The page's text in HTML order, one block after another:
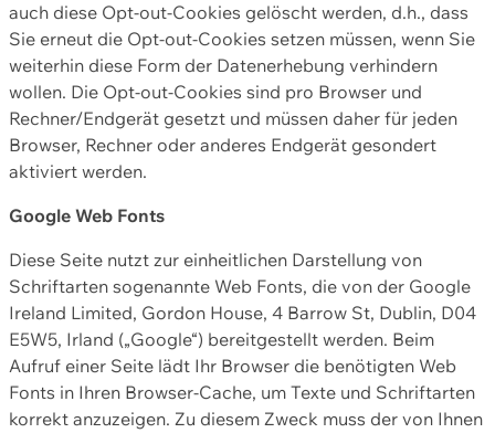
auch diese Opt-out-Cookies gelöscht werden, d.h., dass
Sie erneut die Opt-out-Cookies setzen müssen, wenn Sie
weiterhin diese Form der Datenerhebung verhindern
wollen. Die Opt-out-Cookies sind pro Browser und
Rechner/Endgerät gesetzt und müssen daher für jeden
Browser, Rechner oder anderes Endgerät gesondert
aktiviert werden.
Google Web Fonts
Diese Seite nutzt zur einheitlichen Darstellung von
Schriftarten sogenannte Web Fonts, die von der Google
Ireland Limited, Gordon House, 4 Barrow St, Dublin, D04
E5W5, Irland („Google“) bereitgestellt werden. Beim
Aufruf einer Seite lädt Ihr Browser die benötigten Web
Fonts in Ihren Browser-Cache, um Texte und Schriftarten
korrekt anzuzeigen. Zu diesem Zweck muss der von Ihnen